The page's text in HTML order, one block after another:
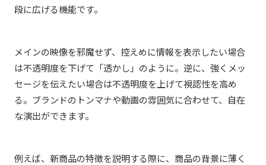
段に広げる機能です。
メインの映像を邪魔せず、控えめに情報を表示したい場合
は不透明度を下げて「透かし」のように。逆に、強くメッ
セージを伝えたい場合は不透明度を上げて視認性を高め
る。ブランドのトンマナや動画の雰囲気に合わせて、自在
な演出ができます。
例えば、新商品の特徴を説明する際に、商品の背景に薄く